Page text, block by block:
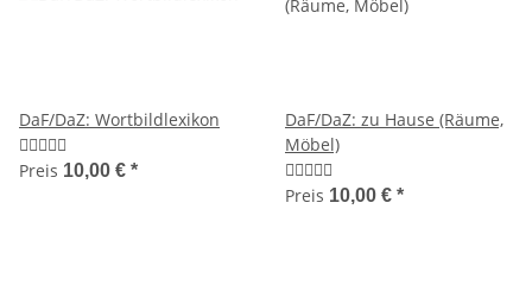
DaF/DaZ: Wortbildlexikon
Preis 10,00 € *
DaF/DaZ: zu Hause (Räume,
Möbel)
Preis 10,00 € *